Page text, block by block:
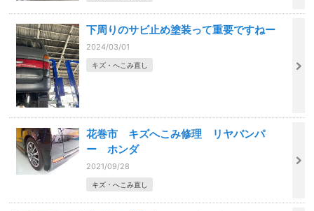
下周りのサビ止め塗装って重要ですねー
2024/03/01
キズ・へこみ直し
花巻市 キズへこみ修理 リヤバンパ
ー ホンダ
2021/09/28
キズ・へこみ直し